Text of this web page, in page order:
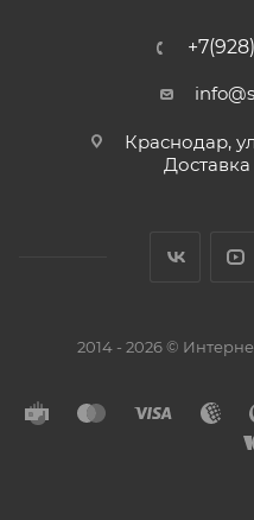
Краснодар,
2014 - 2026 ©